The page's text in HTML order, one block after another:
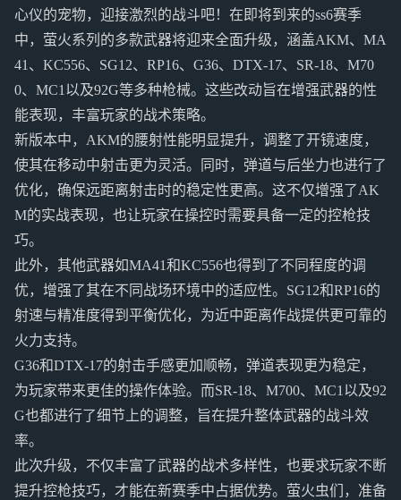
心仪的宠物，迎接激烈的战斗吧！在即将到来的ss6赛季
中，萤火系列的多款武器将迎来全面升级，涵盖AKM、MA
41、KC556、SG12、RP16、G36、DTX-17、SR-18、M70
0、MC1以及92G等多种枪械。这些改动旨在增强武器的性
能表现，丰富玩家的战术策略。
新版本中，AKM的腰射性能明显提升，调整了开镜速度，
使其在移动中射击更为灵活。同时，弹道与后坐力也进行了
优化，确保远距离射击时的稳定性更高。这不仅增强了AK
M的实战表现，也让玩家在操控时需要具备一定的控枪技
巧。
此外，其他武器如MA41和KC556也得到了不同程度的调
优，增强了其在不同战场环境中的适应性。SG12和RP16的
射速与精准度得到平衡优化，为近中距离作战提供更可靠的
火力支持。
G36和DTX-17的射击手感更加顺畅，弹道表现更为稳定，
为玩家带来更佳的操作体验。而SR-18、M700、MC1以及92
G也都进行了细节上的调整，旨在提升整体武器的战斗效
率。
此次升级，不仅丰富了武器的战术多样性，也要求玩家不断
提升控枪技巧，才能在新赛季中占据优势。萤火虫们，准备